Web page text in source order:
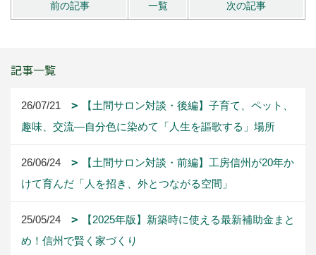
前の記事 一覧 次の記事
記事一覧
26/07/21
【土間サロン対談・後編】子育て、ペット、
趣味、交流―自分色に染めて「人生を謳歌する」場所
26/06/24
【土間サロン対談・前編】工房信州が20年か
けて育んだ「人を招き、外とつながる空間」
25/05/24
【2025年版】新築時に使える最新補助金まと
め！信州で賢く家づくり